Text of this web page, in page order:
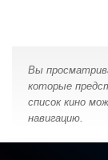
Вы
которые
список кино
навигацию.